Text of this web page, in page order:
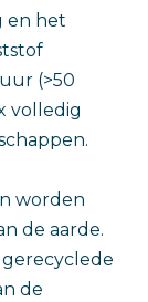
en het
(>50
volledig
worden
de aarde.
de